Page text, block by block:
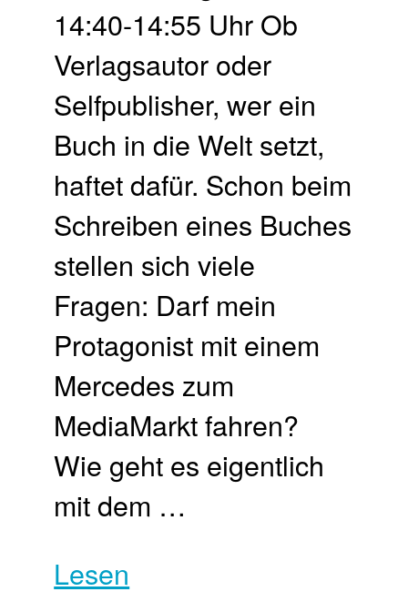
14:40-14:55 Uhr Ob
Verlagsautor oder
Selfpublisher, wer ein
Buch in die Welt setzt,
haftet dafür. Schon beim
Schreiben eines Buches
stellen sich viele
Fragen: Darf mein
Protagonist mit einem
Mercedes zum
MediaMarkt fahren?
Wie geht es eigentlich
mit dem …
Lesen